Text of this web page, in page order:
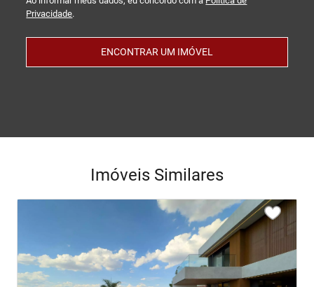
Privacidade.
ENCONTRAR UM IMÓVEL
Imóveis Similares